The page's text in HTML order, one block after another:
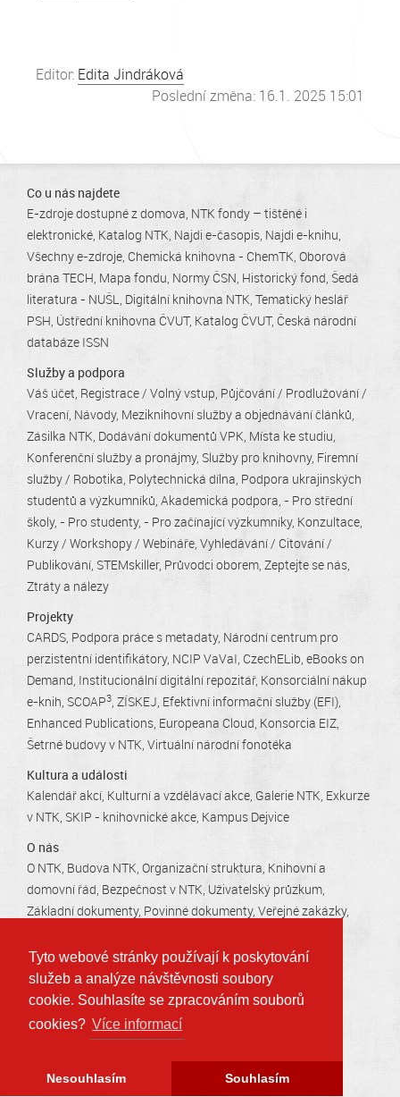
Tyto webové stránky používají k poskytování
služeb a analýze návštěvnosti soubory
cookie. Souhlasíte se zpracováním souborů
cookies? Více informací
Nesouhlasím Souhlasím
Editor: Edita Jindráková
Poslední změna: 16.1. 2025 15:01
Co u nás najdete
E-zdroje dostupné z domova NTK fondy – tištěné i
elektronické Katalog NTK Najdi e-časopis Najdi e-knihu
Všechny e-zdroje Chemická knihovna - ChemTK Oborová
brána TECH Mapa fondu Normy ČSN Historický fond Šedá
literatura - NUŠL Digitální knihovna NTK Tematický heslář
PSH Ústřední knihovna ČVUT Katalog ČVUT Česká národní
databáze ISSN
Služby a podpora
Váš účet Registrace / Volný vstup Půjčování / Prodlužování /
Vracení Návody Meziknihovní služby a objednávání článků
Zásilka NTK Dodávání dokumentů VPK Místa ke studiu
Konferenční služby a pronájmy Služby pro knihovny Firemní
služby / Robotika Polytechnická dílna Podpora ukrajinských
studentů a výzkumníků Akademická podpora - Pro střední
školy - Pro studenty - Pro začínající výzkumníky Konzultace
Kurzy / Workshopy / Webináře Vyhledávání / Citování /
Publikování STEMskiller Průvodci oborem Zeptejte se nás
Ztráty a nálezy
Projekty
CARDS Podpora práce s metadaty Národní centrum pro
perzistentní identifikátory NCIP VaVaI CzechELib eBooks on
Demand Institucionální digitální repozitář Konsorciální nákup
e-knih SCOAP3 ZÍSKEJ Efektivní informační služby (EFI)
Enhanced Publications Europeana Cloud Konsorcia EIZ
Šetrné budovy v NTK Virtuální národní fonotéka
Kultura a události
Kalendář akcí Kulturní a vzdělávací akce Galerie NTK Exkurze
v NTK SKIP - knihovnické akce Kampus Dejvice
O nás
O NTK Budova NTK Organizační struktura Knihovní a
domovní řád Bezpečnost v NTK Uživatelský průzkum
Základní dokumenty Povinné dokumenty Veřejné zakázky
Technická 2710/6, 160 80 Praha 6 - Dejvice
info@techlib.cz
Ochrana osobních údajů
Mapa stránek
Copyright © 2006 - 2026